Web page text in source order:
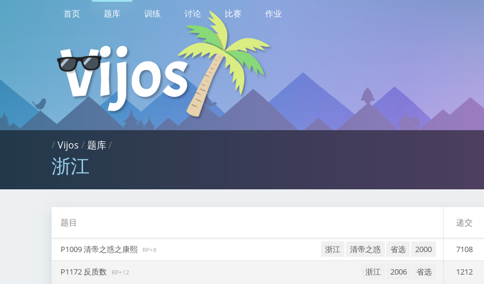
首页 题库 训练 讨论 比赛 作业
/Vijos /题库/
浙江
题目 递交
P1009 清帝之惑之康熙 RP+8 浙江 清帝之惑 省选 2000 7108
P1172 反质数 RP+12 浙江 2006 省选 1212